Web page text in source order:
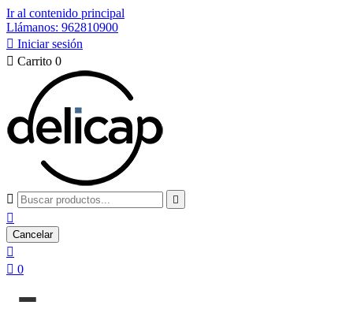
Ir al contenido principal
Llámanos: 962810900
 Iniciar sesión
 Carrito 0
 

Cancelar

 0